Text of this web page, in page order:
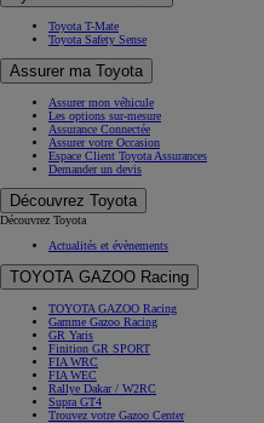
Toyota T-Mate
Toyota Safety Sense
Assurer ma Toyota
Assurer mon véhicule
Les options sur-mesure
Assurance Connectée
Assurer votre Occasion
Espace Client Toyota Assurances
Demander un devis
Découvrez Toyota
Découvrez Toyota
Actualités et évènements
TOYOTA GAZOO Racing
TOYOTA GAZOO Racing
Gamme Gazoo Racing
GR Yaris
Finition GR SPORT
FIA WRC
FIA WEC
Rallye Dakar / W2RC
Supra GT4
Trouvez votre Gazoo Center